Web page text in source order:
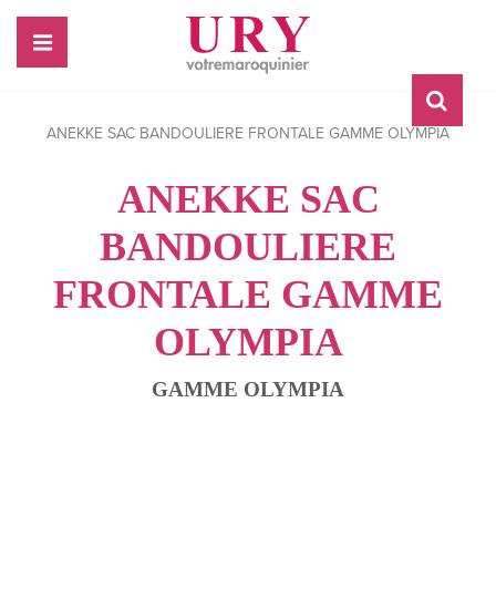
ANEKKE SAC BANDOULIERE FRONTALE GAMME OLYMPIA
ANEKKE SAC
BANDOULIERE
FRONTALE GAMME
OLYMPIA
GAMME OLYMPIA